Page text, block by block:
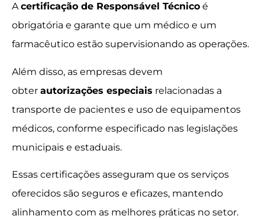
Acertificação de Responsável Técnico é
obrigatória e garante que um médico e um
farmacêutico estão supervisionando as operações.
Além disso, as empresas devem
obter autorizações especiais relacionadas a
transporte de pacientes e uso de equipamentos
médicos, conforme especificado nas legislações
municipais e estaduais.
Essas certificações asseguram que os serviços
oferecidos são seguros e eficazes, mantendo
alinhamento com as melhores práticas no setor.